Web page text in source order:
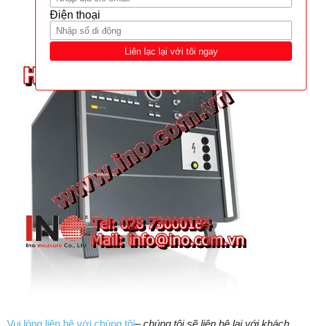
Vui lòng liên hệ với chúng tôi–chúng tôi sẽ liên hệ lại với khách